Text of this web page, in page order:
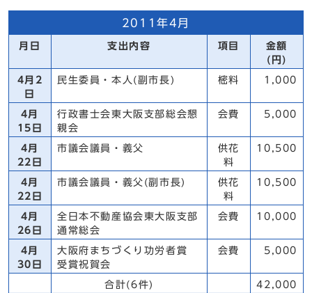
2011年4月
月日 支出内容 項目
金額
(円)
4月2
日
民生委員・本人(副市長) 樒料 1,000
4月
15日
行政書士会東大阪支部総会懇
親会
会費 5,000
4月
22日
市議会議員・義父
供花
料
10,500
4月
22日
市議会議員・義父(副市長)
供花
料
10,500
4月
26日
全日本不動産協会東大阪支部
通常総会
会費 10,000
4月
30日
大阪府まちづくり功労者賞
受賞祝賀会
会費 5,000
合計(6件) 42,000